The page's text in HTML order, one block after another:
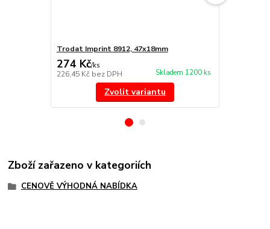
Trodat Imprint 8912, 47x18mm
274 Kč/ks
226,45 Kč bez DPH Skladem 1200 ks
Zvolit variantu
Zboží zařazeno v kategoriích
CENOVĚ VÝHODNÁ NABÍDKA